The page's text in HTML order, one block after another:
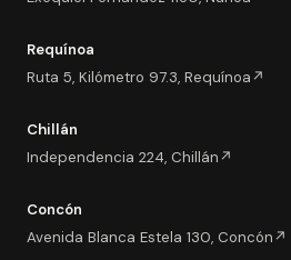
Requínoa
Ruta 5, Kilómetro 97.3, Requínoa ↗
Chillán
Independencia 224, Chillán ↗
Concón
Avenida Blanca Estela 130, Concón ↗